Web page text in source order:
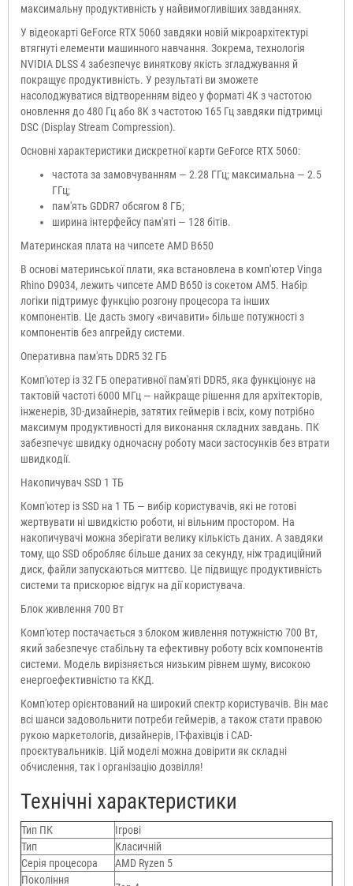
максимальну продуктивність у найвимогливіших завданнях.
У відеокарті GeForce RTX 5060 завдяки новій мікроархітектурі
втягнуті елементи машинного навчання. Зокрема, технологія
NVIDIA DLSS 4 забезпечує виняткову якість згладжування й
покращує продуктивність. У результаті ви зможете
насолоджуватися відтворенням відео у форматі 4K з частотою
оновлення до 480 Гц або 8K з частотою 165 Гц завдяки підтримці
DSC (Display Stream Compression).
Основні характеристики дискретної карти GeForce RTX 5060:
частота за замовчуванням — 2.28 ГГц; максимальна — 2.5
ГГц;
пам'ять GDDR7 обсягом 8 ГБ;
ширина інтерфейсу пам'яті — 128 бітів.
Материнская плата на чипсете AMD B650
В основі материнської плати, яка встановлена в комп'ютер Vinga
Rhino D9034, лежить чипсете AMD B650 із сокетом AM5. Набір
логіки підтримує функцію розгону процесора та інших
компонентів. Це дасть змогу «вичавити» більше потужності з
компонентів без апгрейду системи.
Оперативна пам'ять DDR5 32 ГБ
Комп'ютер із 32 ГБ оперативної пам'яті DDR5, яка функціонує на
тактовій частоті 6000 МГц — найкраще рішення для архітекторів,
інженерів, 3D-дизайнерів, затятих геймерів і всіх, кому потрібно
максимум продуктивності для виконання складних завдань. ПК
забезпечує швидку одночасну роботу маси застосунків без втрати
швидкодії.
Накопичувач SSD 1 ТБ
Комп'ютер із SSD на 1 ТБ — вибір користувачів, які не готові
жертвувати ні швидкістю роботи, ні вільним простором. На
накопичувачі можна зберігати велику кількість даних. А завдяки
тому, що SSD обробляє більше даних за секунду, ніж традиційний
диск, файли запускаються миттєво. Це підвищує продуктивність
системи та прискорює відгук на дії користувача.
Блок живлення 700 Вт
Комп'ютер постачається з блоком живлення потужністю 700 Вт,
який забезпечує стабільну та ефективну роботу всіх компонентів
системи. Модель вирізняється низьким рівнем шуму, високою
енергоефективністю та ККД.
Комп'ютер орієнтований на широкий спектр користувачів. Він має
всі шанси задовольнити потреби геймерів, а також стати правою
рукою маркетологів, дизайнерів, IT-фахівців і CAD-
проєктувальників. Цій моделі можна довірити як складні
обчислення, так і організацію дозвілля!
Технічні характеристики
Тип ПК
Ігрові
Тип
Класичній
Серія процесора
AMD Ryzen 5
Покоління